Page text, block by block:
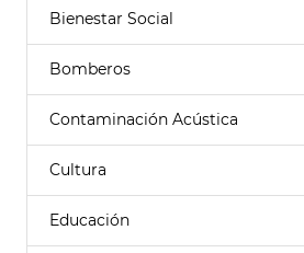
Bienestar Social
Bomberos
Contaminación Acústica
Cultura
Educación